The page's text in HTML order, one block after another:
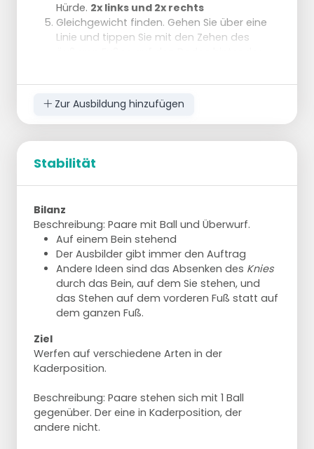
Hürde. 2x links und 2x rechts
Gleichgewicht finden. Gehen Sie über eine
Linie und tippen Sie mit den Zehen des
Zur Ausbildung hinzufügen
Stabilität
Bilanz
Beschreibung: Paare mit Ball und Überwurf.
Auf einem Bein stehend
Der Ausbilder gibt immer den Auftrag
Andere Ideen sind das Absenken des Knies
durch das Bein, auf dem Sie stehen, und
das Stehen auf dem vorderen Fuß statt auf
dem ganzen Fuß.
Ziel
Werfen auf verschiedene Arten in der
Kaderposition.
Beschreibung: Paare stehen sich mit 1 Ball
gegenüber. Der eine in Kaderposition, der
andere nicht.